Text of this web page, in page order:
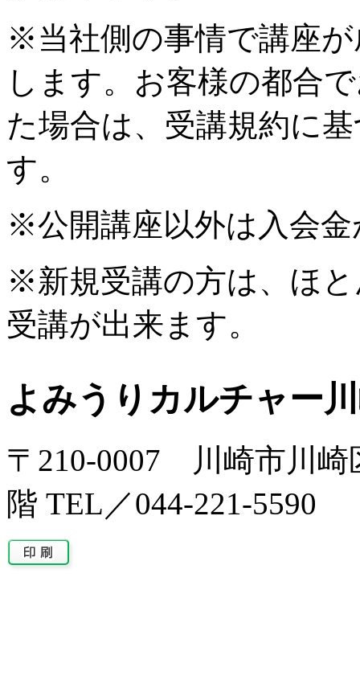
※当社側の事情で講座
します。お客様の都合
た場合は、受講規約に
す。
※公開講座以外は入会
※新規受講の方は、ほ
受講が出来ます。
よみうりカルチャー
〒210-0007 川崎市川崎
階 TEL／044-221-5590